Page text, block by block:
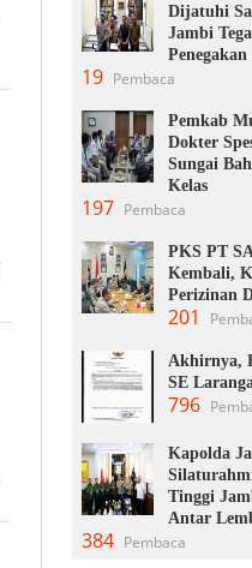
Dijatuhi
Jambi
19 Pembaca
Pemkab
Dokter
Sungai
Kelas
197 Pembaca
PKS PT
Kembali,
Perizinan
201
Akhirnya,
SE
796
Kapolda
Tinggi
Antar
384 Pembaca